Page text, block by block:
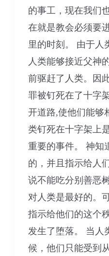
的事工，现在我们
在就是教会必须要
里的时刻。 由于人
人类能够接近父神
前驱赶了人类。因
罪被钉死在了十字
开道路,使他们能够
类钉死在十字架上
重要的事件。 神知
的，并且指示给人
说不能吃分别善恶
对人类是最好的。
指示给他们的这个
发生了堕落。 当人
候，他们只能受到